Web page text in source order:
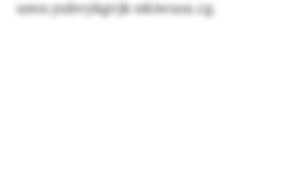
umn.yubvykgvjk-nkiwusx.cg.